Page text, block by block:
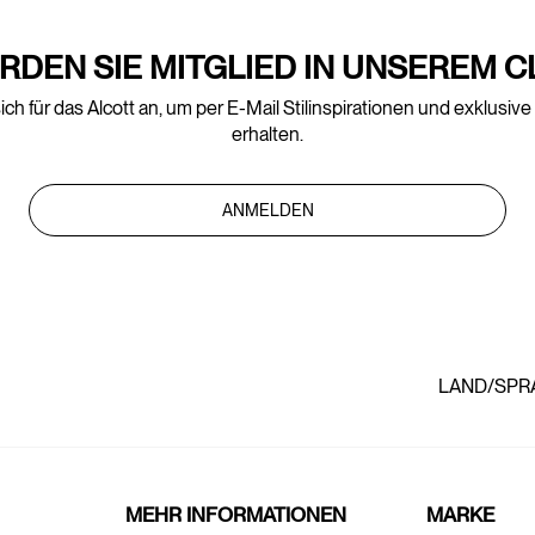
SIE MITGLIED IN UNSEREM
für das Alcott an, um per E-Mail Stilinspirationen und
erhalten.
ANMELDEN
LAND/
MEHR INFORMATIONEN MARKE